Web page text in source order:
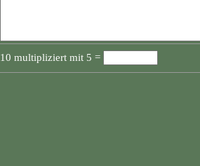
10 multipliziert mit 5 =